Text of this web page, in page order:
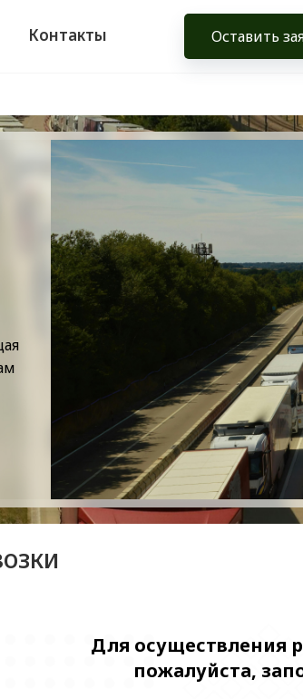
Контакты Оставить
Для осуществления
пожалуйста,